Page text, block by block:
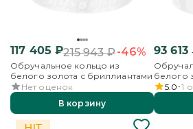
117 405 ₽215 943₽-46%
Обручальное кольцо из
белого золота с бриллиантами
Нет оценок
В корзину
93 613
белого
5.0 1